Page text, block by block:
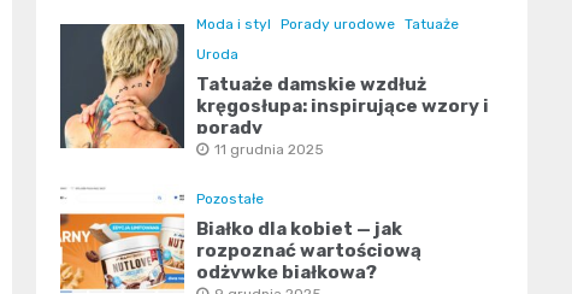
Moda i styl Porady urodowe Tatuaże
Uroda
Tatuaże damskie wzdłuż
kręgosłupa: inspirujące wzory i
porady
11 grudnia 2025
Pozostałe
Białko dla kobiet — jak
rozpoznać wartościową
odżywkę białkową?